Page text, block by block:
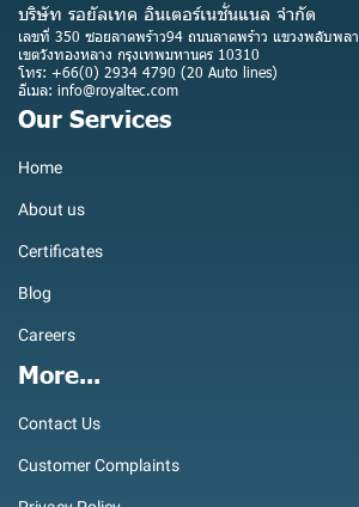
บริษัท รอยัลเทค อินเตอร์เนชั่นแนล จำกัด
เลขที่ 350 ซอยลาดพร้าว94 ถนนลาดพร้าว แขวงพลับพลา
เขตวังทองหลาง กรุงเทพมหานคร 10310
โทร: +66(0) 2934 4790 (20 Auto lines)
อีเมล: info@royaltec.com
Our Services
Home
About us
Certificates
Blog
Careers
More...
Contact Us
Customer Complaints